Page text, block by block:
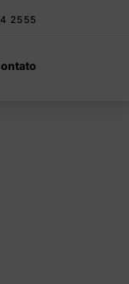
2555